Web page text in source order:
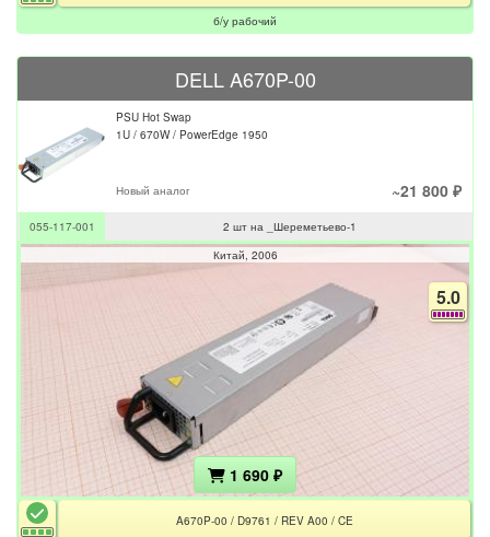
б/у рабочий
DELL A670P-00
PSU Hot Swap
1U / 670W / PowerEdge 1950
Новый аналог ~21 800 ₽
055-117-001
2 шт на _Шереметьево-1
Китай 2006
5.0
1 690 ₽
A670P-00 / D9761 / REV A00 / CE